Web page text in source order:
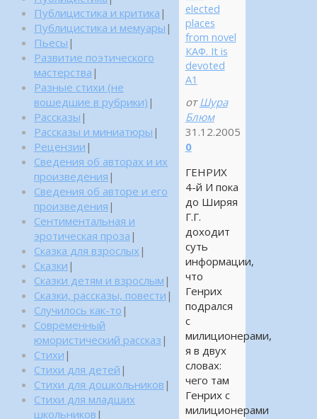
elected
places
from novel
КАФ. It is
devoted
А1
от Шура
Блюм
31.12.2005
0
ГЕНРИХ
4-й И пока
до Ширяя
Г.Г.
доходит
суть
информации,
что
Генрих
подрался
с
милиционерами,
я в двух
словах:
чего там
Генрих с
милиционерами
Публицистика и критика |
Публицистика и мемуары |
Пьесы |
Развитие поэтического
мастерства |
Разные стихи (не
вошедшие в рубрики) |
Рассказы |
Рассказы и миниатюры |
Рецензии |
Сведения об авторах и их
произведения |
Сведения об авторе и его
произведения |
Сентиментальная и
эротическая проза |
Сказка для взрослых |
Сказки |
Сказки детям и взрослым |
Сказки, рассказы, повести |
Случилось как-то |
Современный
юмористический рассказ |
Стихи |
Стихи для детей |
Стихи для дошкольников |
Стихи для младших
школьников |